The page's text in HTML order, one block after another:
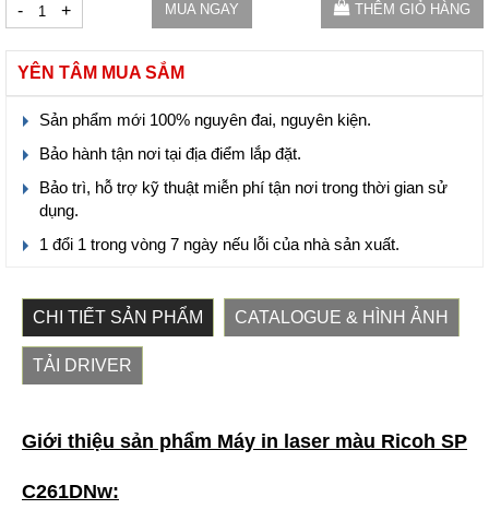
- + MUA NGAY THÊM GIỎ HÀNG
YÊN TÂM MUA SẮM
Sản phẩm mới 100% nguyên đai, nguyên kiện.
Bảo hành tận nơi tại địa điểm lắp đặt.
Bảo trì, hỗ trợ kỹ thuật miễn phí tận nơi trong thời gian sử
dụng.
1 đổi 1 trong vòng 7 ngày nếu lỗi của nhà sản xuất.
CHI TIẾT SẢN PHẨM CATALOGUE & HÌNH ẢNH
TẢI DRIVER
Giới thiệu sản phẩm Máy in laser màu Ricoh SP
C261DNw: